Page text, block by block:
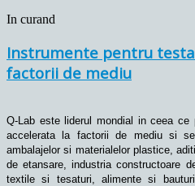
In curand
Instrumente pentru
factorii de mediu
Q-Lab este liderul mondial in ceea ce
accelerata la factorii de mediu si
ambalajelor si materialelor plastice ,
de etansare,industria constructoare
textile si tesaturi, alimente si bauturi